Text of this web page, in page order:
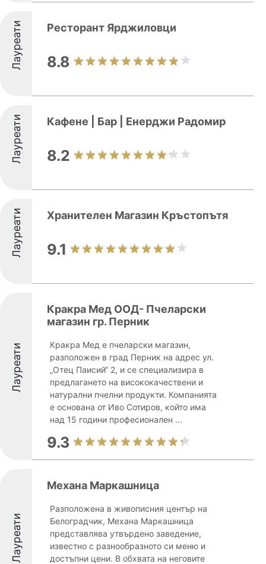
Лауреати Ресторант Ярджиловци
8.8
Лауреати Кафене | Бар | Енерджи Радомир
8.2
Лауреати Хранителен Магазин Кръстопътя
9.1
Лауреати
Кракра Мед ООД- Пчеларски
магазин гр. Перник
Кракра Мед е пчеларски магазин,
разположен в град Перник на адрес ул.
„Отец Паисий“ 2, и се специализира в
предлагането на висококачествени и
натурални пчелни продукти. Компанията
е основана от Иво Сотиров, който има
над 15 години професионален ...
9.3
Лауреати
Механа Маркашница
Разположена в живописния център на
Белоградчик, Механа Маркашница
представлява утвърдено заведение,
известно с разнообразното си меню и
достъпни цени. В обхвата на неговите